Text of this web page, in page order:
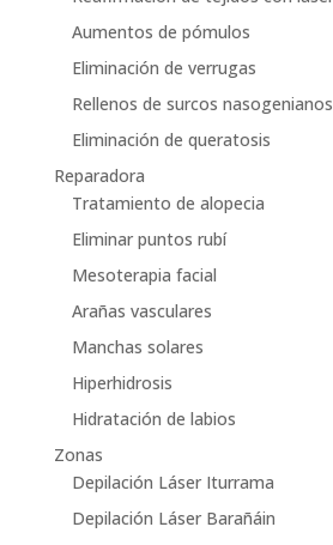
Aumentos de pómulos
Eliminación de verrugas
Rellenos de surcos nasogenianos
Eliminación de queratosis
Reparadora
Tratamiento de alopecia
Eliminar puntos rubí
Mesoterapia facial
Arañas vasculares
Manchas solares
Hiperhidrosis
Hidratación de labios
Zonas
Depilación Láser Iturrama
Depilación Láser Barañáin